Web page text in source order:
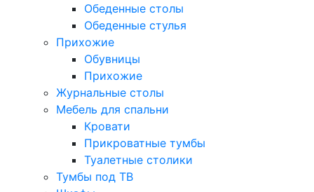
Обеденные столы
Обеденные стулья
Прихожие
Обувницы
Прихожие
Журнальные столы
Мебель для спальни
Кровати
Прикроватные тумбы
Туалетные столики
Тумбы под ТВ